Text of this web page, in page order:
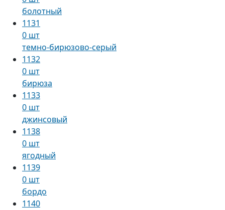
болотный
1131
0 шт
темно-бирюзово-серый
1132
0 шт
бирюза
1133
0 шт
джинсовый
1138
0 шт
ягодный
1139
0 шт
бордо
1140